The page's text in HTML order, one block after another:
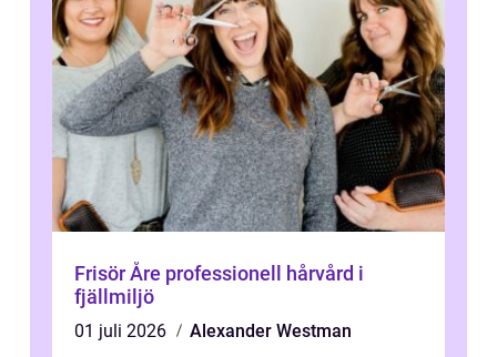
Frisör Åre professionell hårvård i
fjällmiljö
01 juli 2026
Alexander Westman